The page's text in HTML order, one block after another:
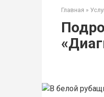
Главная »